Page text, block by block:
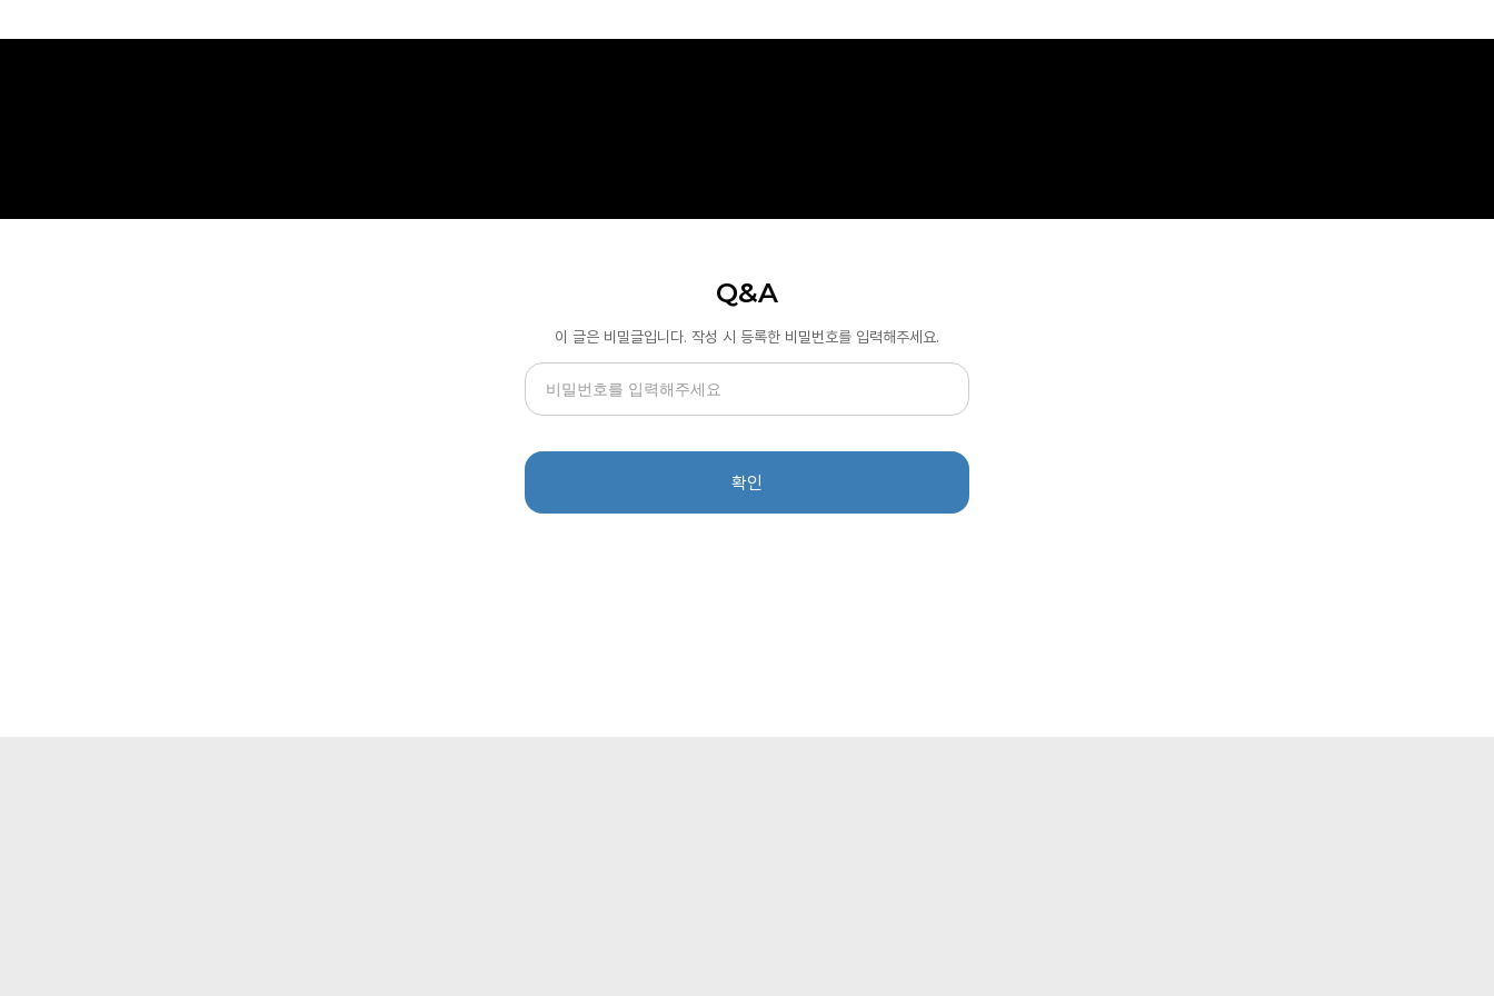
Q&A
이 글은 비밀글입니다. 작성 시 등록한 비밀번호를 입력해주세요.
확인